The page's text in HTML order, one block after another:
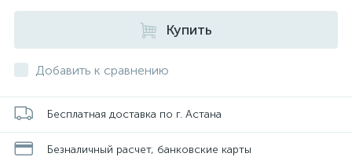
Купить
Добавить к сравнению
Бесплатная доставка по г. Астана
Безналичный расчет, банковские карты